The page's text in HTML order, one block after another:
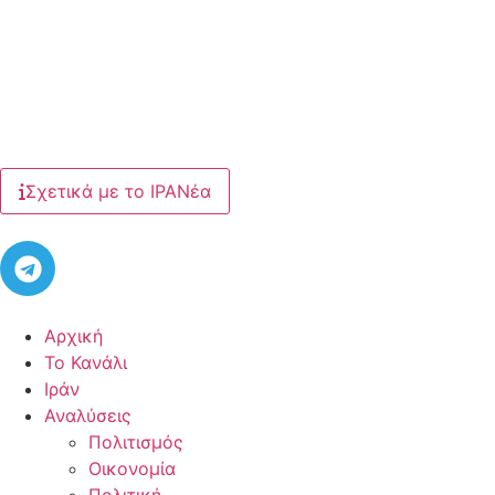
Σχετικά με το ΙΡΑΝέα
Αρχική
Το Κανάλι
Ιράν
Αναλύσεις
Πολιτισμός
Οικονομία